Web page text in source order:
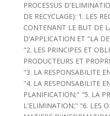
PROCESSUS
DE RECYCLAGE): 1. LES
CONTENANT LE BUT DE
D'APPLICATION ET "LA
"2. LES PRINCIPES ET
PRODUCTEURS ET
"3. LA RESPONSABILITE
"4. LA RESPONSABILITE
PLANIFICATION;" "5. LA
L'ELIMINATION;" "6. LES